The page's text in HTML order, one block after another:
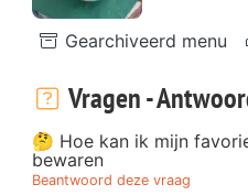
Gearchiveerd menu
Vragen -
🤔 Hoe kan ik mijn
bewaren
Beantwoord deze vraag